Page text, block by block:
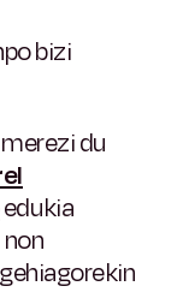
bizi
du
edukia